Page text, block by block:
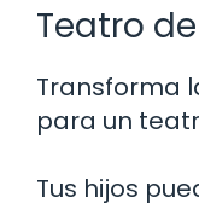
Teatro
Transforma
para un
Tus hijos